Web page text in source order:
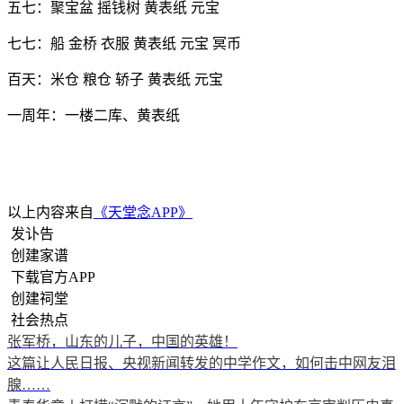
五七：聚宝盆 摇钱树 黄表纸 元宝
七七：船 金桥 衣服 黄表纸 元宝 冥币
百天：米仓 粮仓 轿子 黄表纸 元宝
一周年：一楼二库、黄表纸
以上内容来自 《天堂念APP》
发讣告
创建家谱
下载官方APP
创建祠堂
社会热点
张军桥，山东的儿子，中国的英雄！
这篇让人民日报、央视新闻转发的中学作文，如何击中网友泪
腺……